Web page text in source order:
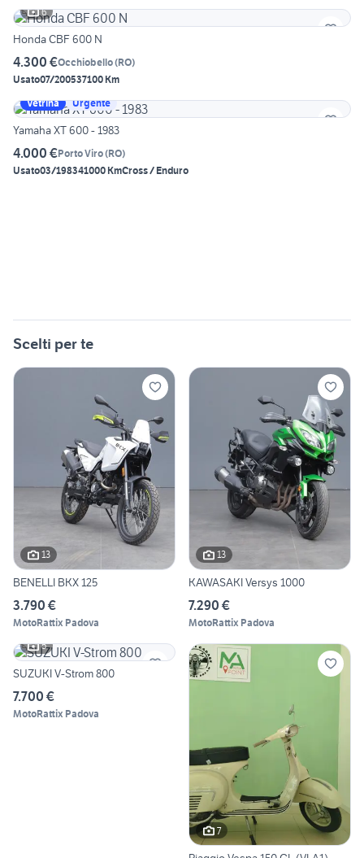
6
Honda CBF 600 N
4.300 €Occhiobello(RO)
Usato07/200537100 Km
Vetrina
Urgente
Yamaha XT 600 - 1983
4.000 €Porto Viro(RO)
Usato03/198341000 KmCross / Enduro
Scelti per te
13
BENELLI BKX 125
3.790 €
MotoRattix Padova
13
KAWASAKI Versys 1000
7.290 €
MotoRattix Padova
5
SUZUKI V-Strom 800
7.700 €
MotoRattix Padova
7